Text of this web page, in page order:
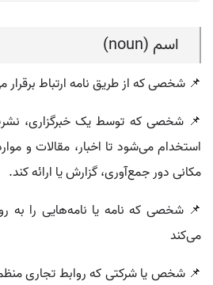
اسم (noun)
📌 شخصی که از طریق نامه ارتباط برقرار
📌 شخصی که توسط یک خبرگزاری،
استخدام می‌شود تا اخبار، مقالات و
مکانی دور جمع‌آوری، گزارش یا ارائه کند.
📌 شخصی که نامه یا نامه‌هایی را به
می‌کند
📌 شخص یا شرکتی که روابط تجاری